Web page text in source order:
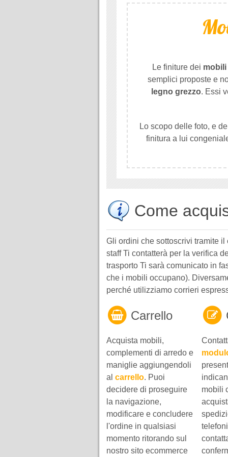
Le finiture dei
semplici proposte e
legno grezzo. Essi
Lo scopo delle foto, e
finitura a lui
Come
Gli ordini che sottoscrivi tramite
staff Ti contatterà per la verifica
trasporto Ti sarà comunicato in
che i mobili occupano).
perché utilizziamo corrieri
Carrello
Acquista mobili,
complementi di arredo e
maniglie aggiungendoli
al carrello. Puoi
decidere di proseguire
la navigazione,
modificare e concludere
l'ordine in qualsiasi
momento ritorando sul
nostro sito ecommerce
mobili